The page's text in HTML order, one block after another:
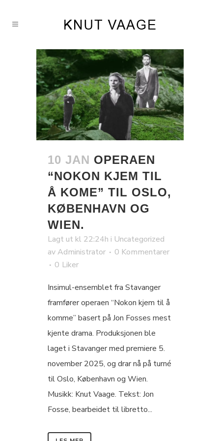
10 JAN OPERAEN
“NOKON KJEM TIL
Å KOME” TIL OSLO,
KØBENHAVN OG
WIEN.
Lagt ut kl 22:24h i Uncategorized
avAdministrator
0 Kommentarer
0 Liker
Insimul-ensemblet fra Stavanger
framfører operaen “Nokon kjem til å
komme” basert på Jon Fosses mest
kjente drama. Produksjonen ble
laget i Stavanger med premiere 5.
november 2025, og drar nå på turné
til Oslo, København og Wien.
Musikk: Knut Vaage. Tekst: Jon
Fosse, bearbeidet til libretto...